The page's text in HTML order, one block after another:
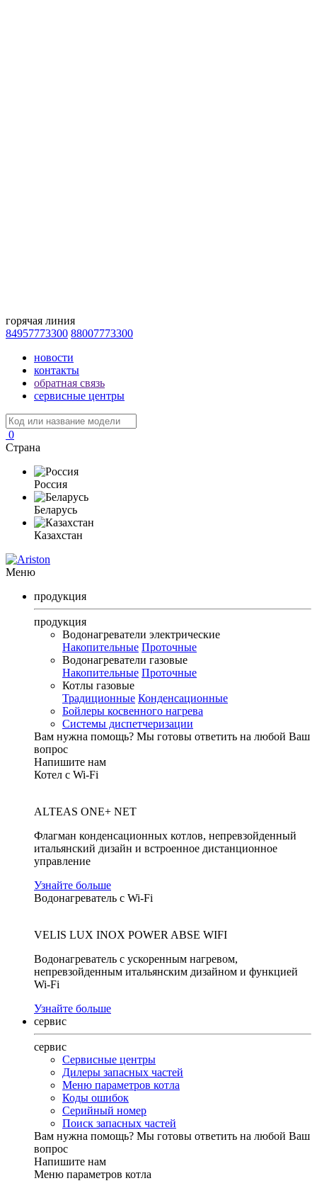
горячая линия
84957773300 88007773300
новости
контакты
обратная связь
сервисные центры
0
Страна
Россия
Беларусь
Казахстан
Меню
продукция
продукция
Водонагреватели электрические
Накопительные Проточные
Водонагреватели газовые
Накопительные Проточные
Котлы газовые
Традиционные Конденсационные
Бойлеры косвенного нагрева
Системы диспетчеризации
Вам нужна помощь? Мы готовы ответить на любой Ваш
вопрос
Напишите нам
Котел с Wi-Fi
ALTEAS ONE+ NET
Флагман конденсационных котлов, непревзойденный
итальянский дизайн и встроенное дистанционное
управление
Узнайте больше
Водонагреватель с Wi-Fi
VELIS LUX INOX POWER ABSE WIFI
Водонагреватель с ускоренным нагревом,
непревзойденным итальянским дизайном и функцией
Wi-Fi
Узнайте больше
сервис
сервис
Сервисные центры
Дилеры запасных частей
Меню параметров котла
Коды ошибок
Серийный номер
Поиск запасных частей
Вам нужна помощь? Мы готовы ответить на любой Ваш
вопрос
Напишите нам
Меню параметров котла